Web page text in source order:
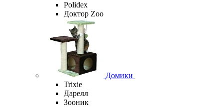
Polidex
Доктор Zoo
Домики
Trixie
Дарелл
Зооник